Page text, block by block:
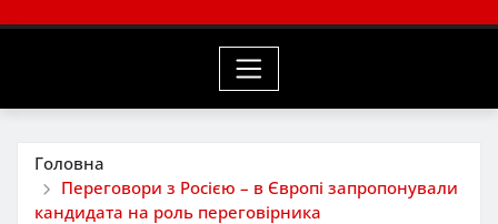
Головна
Переговори з Росією – в Європі запропонували
кандидата на роль переговірника